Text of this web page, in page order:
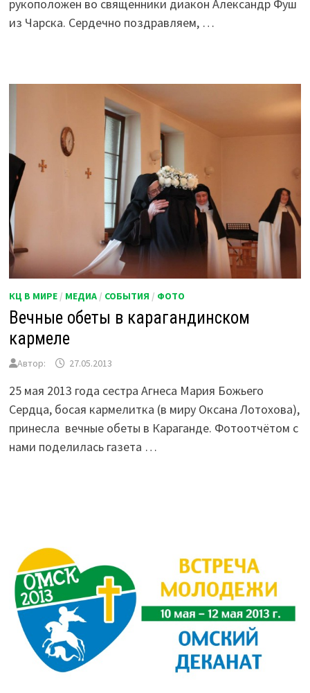
рукоположен во священники диакон Александр Фуш
из Чарска. Сердечно поздравляем, …
КЦ В МИРЕ / МЕДИА / СОБЫТИЯ / ФОТО
Вечные обеты в карагандинском
кармеле
Автор: 27.05.2013
25 мая 2013 года сестра Агнеса Мария Божьего
Сердца, босая кармелитка (в миру Оксана Лотохова),
принесла вечные обеты в Караганде. Фотоотчётом с
нами поделилась газета …